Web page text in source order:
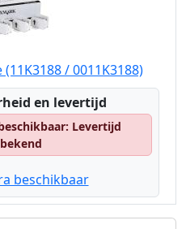
/ 0011K3188)
en levertijd
Levertijd
beschikbaar